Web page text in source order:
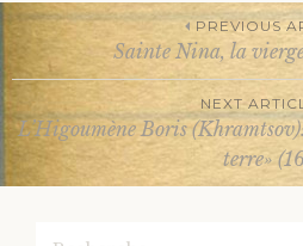
Post
navigation
PREVIOUS
Sainte Nina, la
NEXT
L’Higoumène Boris
terre»